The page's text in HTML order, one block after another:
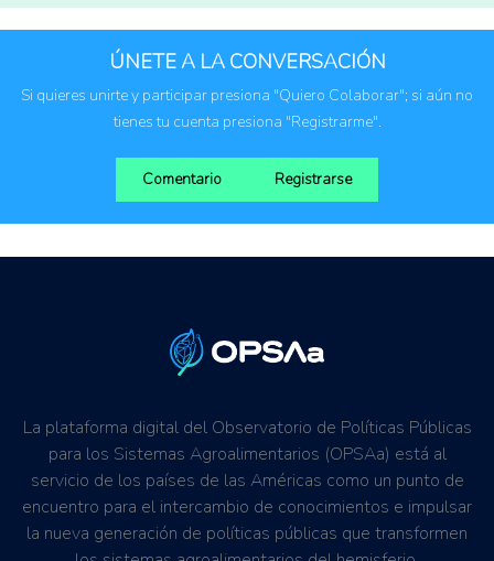
Personas investigadoras
Productores agropecuarios
ÚNETE A LA CONVERSACIÓN
Si quieres unirte y participar presiona "Quiero Colaborar"; si aún no
tienes tu cuenta presiona "Registrarme".
Comentario Registrarse
La plataforma digital del Observatorio de Políticas Públicas
para los Sistemas Agroalimentarios (OPSAa) está al
servicio de los países de las Américas como un punto de
encuentro para el intercambio de conocimientos e impulsar
la nueva generación de políticas públicas que transformen